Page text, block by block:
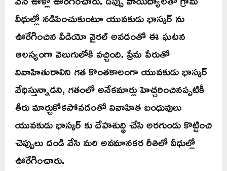
వీధుల్లో నడిపించుకుంటూ యువకుడు భాస్కర్ ను
ఊరేగించిన వీడియో వైరల్ అవడంతో ఈ ఘటన
ఆలస్యంగా వెలుగులోకి వచ్చింది. ప్రేమ పేరుతో
వివాహితురాలిని గత కొంతకాలంగా యువకుడు భాస్కర్
వేధిస్తున్నాడని, గతంలో అనేకమార్లు హెచ్చరించినప్పటికీ
తీరు మార్చుకోకపోవడంతో వివాహిత బంధువులు
యువకుడు భాస్కర్ కు దేహశుద్ధి చేసి అరగుండు కొట్టించి
చెప్పులు దండి వేసి మరి అవమానకర రీతిలో వీధుల్లో
ఊరేగించారు.